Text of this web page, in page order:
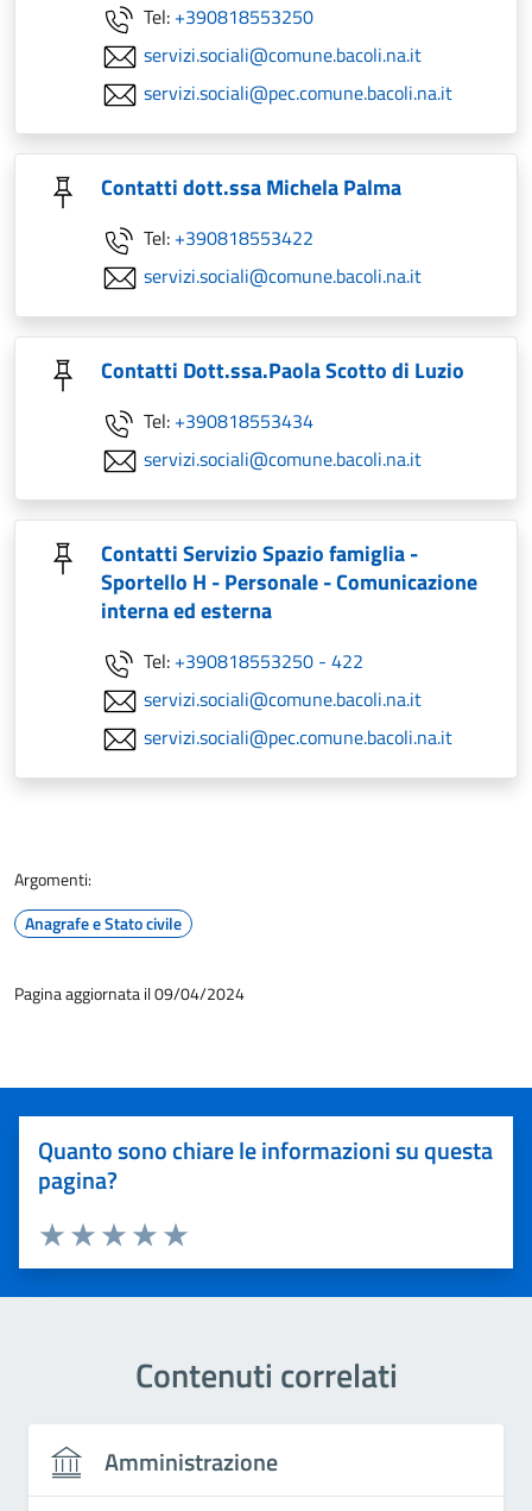
Tel: +390818553250
servizi.sociali@comune.bacoli.na.it
servizi.sociali@pec.comune.bacoli.na.it
Contatti dott.ssa Michela Palma
Tel: +390818553422
servizi.sociali@comune.bacoli.na.it
Contatti Dott.ssa.Paola Scotto di Luzio
Tel: +390818553434
servizi.sociali@comune.bacoli.na.it
Contatti Servizio Spazio famiglia -
Sportello H - Personale - Comunicazione
interna ed esterna
Tel: +390818553250 - 422
servizi.sociali@comune.bacoli.na.it
servizi.sociali@pec.comune.bacoli.na.it
Argomenti:
Anagrafe e Stato civile
Pagina aggiornata il 09/04/2024
Quanto sono chiare le informazioni su questa
pagina?
Valuta 5 stelle su 5
Valuta 4 stelle su 5
Valuta 3 stelle su 5
Valuta 2 stelle su 5
Valuta 1 stelle su 5
Contenuti correlati
Amministrazione